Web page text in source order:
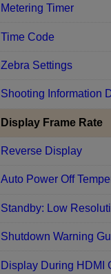
Metering Timer
Time Code
Zebra Settings
Shooting Information
Display Frame Rate
Reverse Display
Auto Power Off
Standby: Low
Shutdown Warning
Display During HDMI